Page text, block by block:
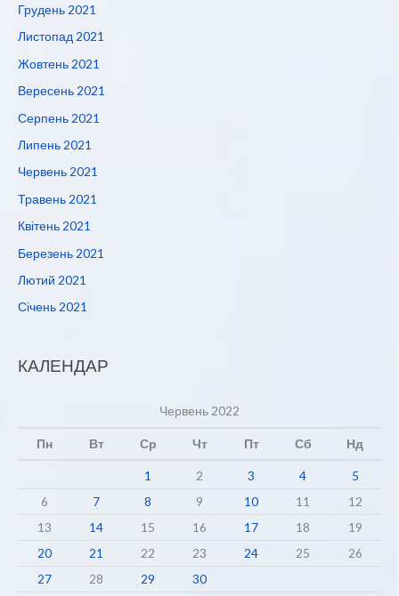
Грудень 2021
Листопад 2021
Жовтень 2021
Вересень 2021
Серпень 2021
Липень 2021
Червень 2021
Травень 2021
Квітень 2021
Березень 2021
Лютий 2021
Січень 2021
КАЛЕНДАР
Червень 2022
Пн Вт Ср Чт Пт Сб Нд
1 2 3 4
5
6
7 8 9 10 11
12
13
14 15 16 17 18
19
20
21 22 23 24 25
26
27
28 29 30